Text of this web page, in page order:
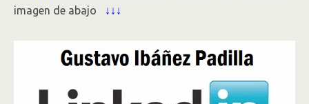
imagen de abajo
↓↓↓